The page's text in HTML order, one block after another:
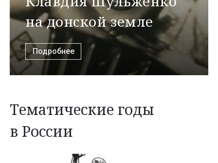
на донской земле
Подробнее
Тематические годы
в России